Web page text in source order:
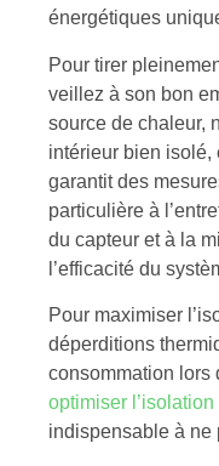
énergétiques
Pour tirer
veillez à son bon
source de chaleur,
intérieur bien isolé,
garantit des
particulière à
du capteur et à la
l’efficacité du
Pour maximiser
déperditions
consommation lors
optimiser
indispensable à ne